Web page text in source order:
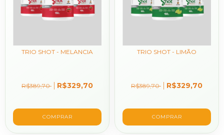
TRIO SHOT - MELANCIA
R$389,70 R$329,70
TRIO SHOT - LIMÃO
R$389,70 R$329,70